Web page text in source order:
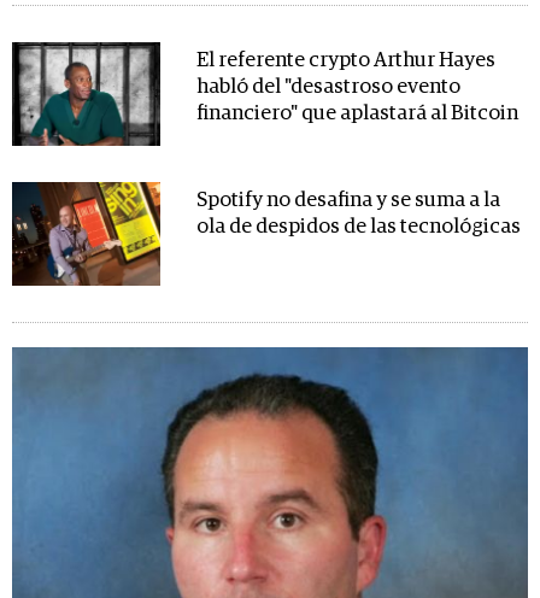
El referente crypto Arthur Hayes
habló del "desastroso evento
financiero" que aplastará al Bitcoin
Spotify no desafina y se suma a la
ola de despidos de las tecnológicas